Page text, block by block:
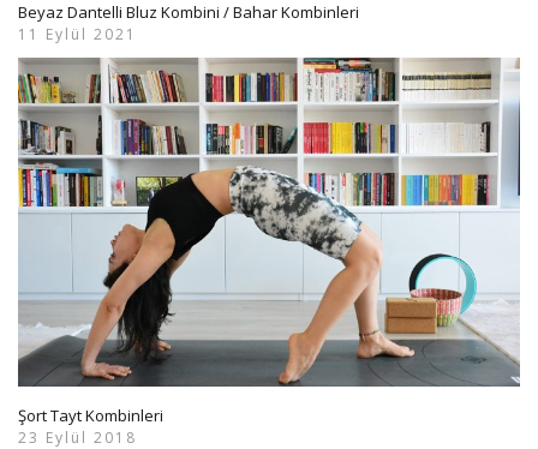
Beyaz Dantelli Bluz Kombini / Bahar Kombinleri
11 Eylül 2021
Şort Tayt Kombinleri
23 Eylül 2018